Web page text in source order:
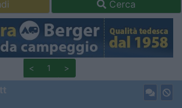
Cerca
< 1 >